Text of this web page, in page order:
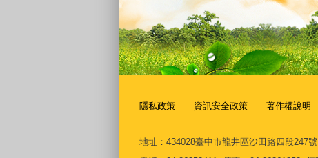
隱私政策 資訊安全政策 著作權說明
地址：434028臺中市龍井區沙田路四段247號